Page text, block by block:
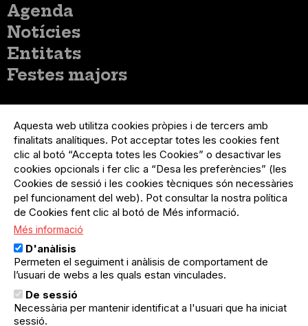
Menú
principal
Agenda
Notícies
Entitats
Festes majors
del
compte
d'usuari
Menú
usuari
no
loggat
Registre organització
Menú
Peu
Sobre el projecte
Preguntes freqüents
Contacte
Menú
Legal
Política de privacitat
Avís legal
Política de cookies
El Quèdequè no es fa responsable de les activitats
programades; en són responsables els col·lectius
organitzadors.
Aquesta web utilitza cookies pròpies i de tercers amb
finalitats analítiques. Pot acceptar totes les cookies fent
clic al botó “Accepta totes les Cookies” o desactivar les
cookies opcionals i fer clic a “Desa les preferències” (les
Cookies de sessió i les cookies tècniques són necessàries
pel funcionament del web). Pot consultar la nostra política
de Cookies fent clic al botó de Més informació.
Més informació
D'anàlisis
Permeten el seguiment i anàlisis de comportament de
l’usuari de webs a les quals estan vinculades.
De sessió
Necessària per mantenir identificat a l'usuari que ha iniciat
sessió.